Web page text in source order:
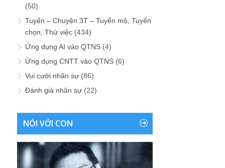
(50)
Tuyển – Chuyện 3T – Tuyển mộ, Tuyển
chọn, Thử việc (434)
Ứng dụng AI vào QTNS (4)
Ứng dụng CNTT vào QTNS (6)
Vui cười nhân sự (86)
Đánh giá nhân sự (22)
NÓI VỚI CON